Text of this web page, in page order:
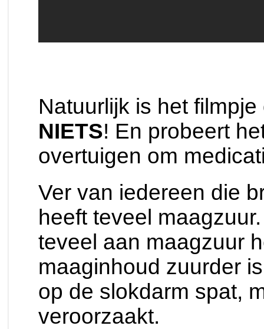
Natuurlijk is het filmpje
NIETS! En probeert
overtuigen om
Ver van iedereen die
heeft teveel
teveel aan maagzuur
maaginhoud zuurder
op de slokdarm spat,
veroorzaakt.